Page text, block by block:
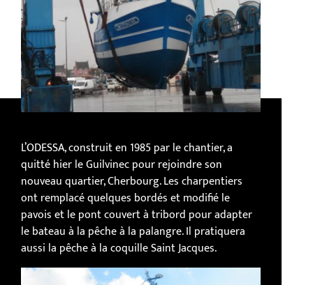
L’ODESSA, construit en 1985 par le chantier, a
quitté hier le Guilvinec pour rejoindre son
nouveau quartier, Cherbourg. Les charpentiers
ont remplacé quelques bordés et modifié le
pavois et le pont couvert à tribord pour adapter
le bateau à la pêche à la palangre. Il pratiquera
aussi la pêche à la coquille Saint Jacques.